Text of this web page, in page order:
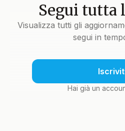
Segui tutta
Visualizza tutti gli
segui in
Hai già un